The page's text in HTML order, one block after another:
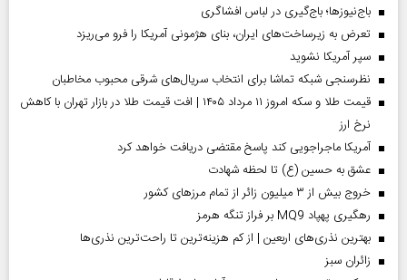
باج‌نیوزها؛ باج‌گیری در لباس افشاگری
تعرض به زیرساخت‌های ایران، بنای هژمونی آمریکا را فرو می‌ریزد
سپر آمریکا نشوید
نظرسنجی شبکه تماشا برای انتخاب سریال‌های شرقی محبوب مخاطبان
قیمت طلا و سکه امروز ۱۱ مرداد ۱۴۰۵ | افت قیمت طلا در بازار تهران با کاهش
نرخ ارز
آمریکا ماجراجویی کند پاسخ مقتضی دریافت خواهد کرد
عشق به حسین (ع) تا لحظه شهادت
خروج بیش از ۳ میلیون زائر از تمام مرز‌های کشور
رهگیری پهپاد MQ9 بر فراز تنگه هرمز
بهترین نذری‌های اربعین | از کم هزینه‌ترین تا راحت‌ترین نذری‌ها
‌زائران سبز